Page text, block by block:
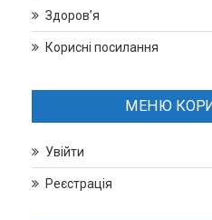
Здоров’я
Корисні посилання
МЕНЮ
Увійти
Реєстрація